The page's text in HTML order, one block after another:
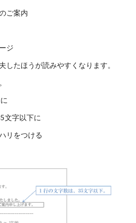
ご案内
ジ
したほうが読みやすくなります。
文字以下に
リをつける